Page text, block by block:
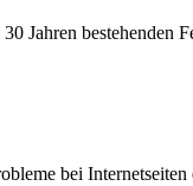
Jahren
bei